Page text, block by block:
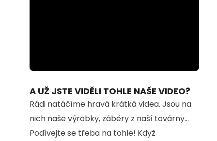
100.00%
A UŽ JSTE VIDĚLI TOHLE NAŠE VIDEO?
Rádi natáčíme hravá krátká videa. Jsou na
nich naše výrobky, záběry z naší továrny...
Podívejte se třeba na tohle! Když